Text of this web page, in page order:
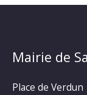
Mairie de
Place de Verdun